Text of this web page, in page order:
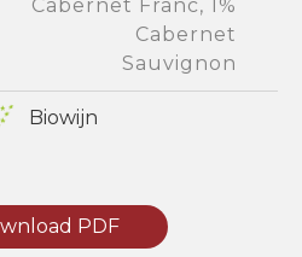
Cabernet Franc, 1%
Cabernet
Sauvignon
Biowijn
PDF